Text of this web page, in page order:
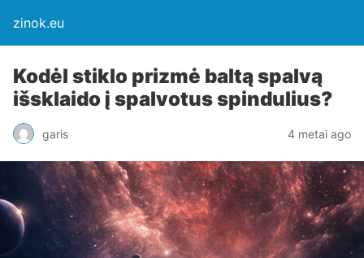
zinok.eu
Kodėl stiklo prizmė baltą spalvą
išsklaido į spalvotus spindulius?
garis 4 metai ago